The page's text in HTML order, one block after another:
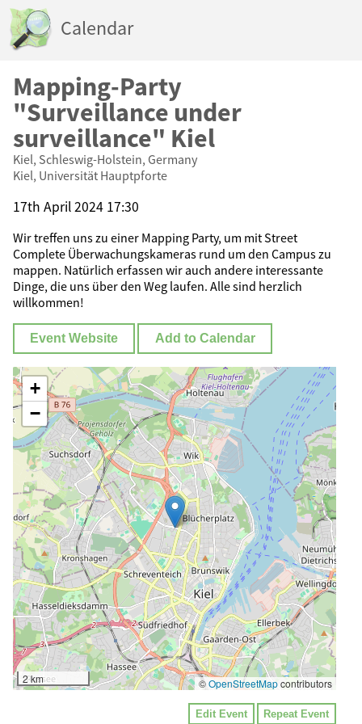
Calendar
Mapping-Party
"Surveillance under
surveillance" Kiel
Kiel, Schleswig-Holstein, Germany
Kiel, Universität Hauptpforte
17th April 2024 17:30
Wir treffen uns zu einer Mapping Party, um mit Street
Complete Überwachungskameras rund um den Campus zu
mappen. Natürlich erfassen wir auch andere interessante
Dinge, die uns über den Weg laufen. Alle sind herzlich
willkommen!
Event Website Add to Calendar
+
−
2 km ©OpenStreetMapcontributors
Edit Event Repeat Event